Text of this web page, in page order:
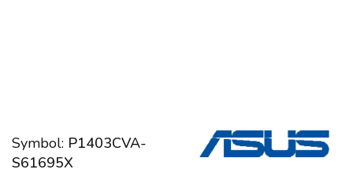
Symbol: P1403CVA-
S61695X